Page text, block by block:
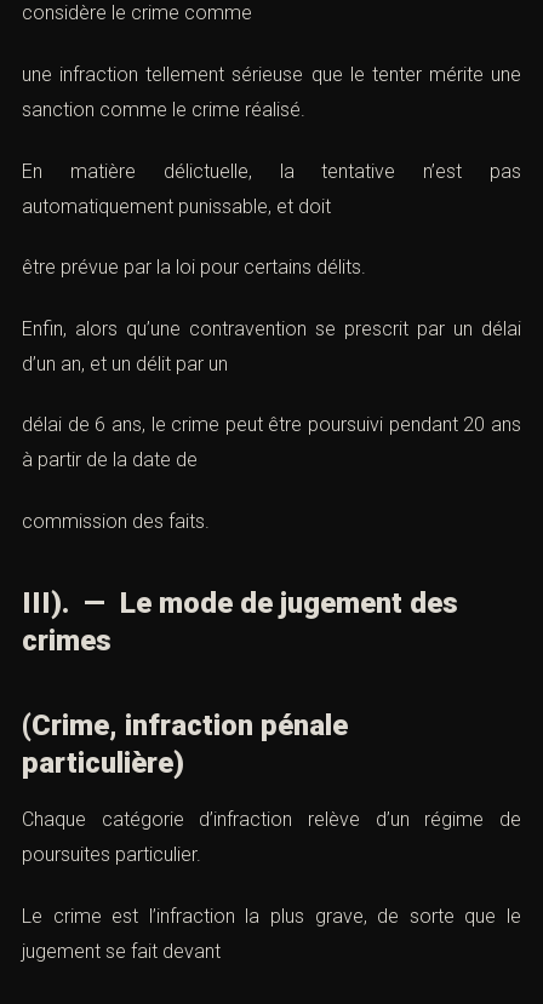
considère le crime comme
une infraction tellement sérieuse que le tenter mérite une
sanction comme le crime réalisé.
En matière délictuelle, la tentative n’est pas
automatiquement punissable, et doit
être prévue par la loi pour certains délits.
Enfin, alors qu’une contravention se prescrit par un délai
d’un an, et un délit par un
délai de 6 ans, le crime peut être poursuivi pendant 20 ans
à partir de la date de
commission des faits.
III). — Le mode de jugement des
crimes
(Crime, infraction pénale
particulière)
Chaque catégorie d’infraction relève d’un régime de
poursuites particulier.
Le crime est l’infraction la plus grave, de sorte que le
jugement se fait devant